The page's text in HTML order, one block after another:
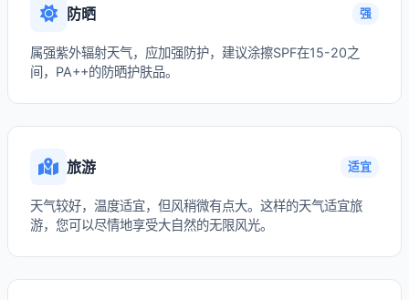
防晒 强
属强紫外辐射天气，应加强防护，建议涂擦SPF在15-20之
间，PA++的防晒护肤品。
旅游 适宜
天气较好，温度适宜，但风稍微有点大。这样的天气适宜旅
游，您可以尽情地享受大自然的无限风光。